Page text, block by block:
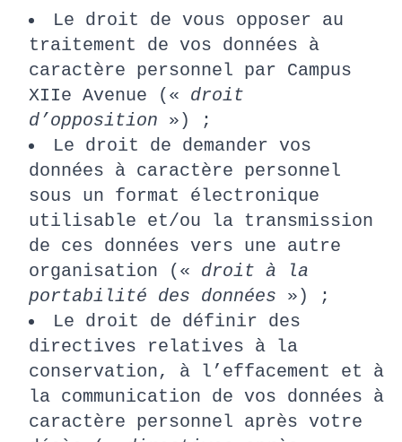
Le droit de vous opposer au
traitement de vos données à
caractère personnel par Campus
XIIe Avenue (« droit
d’opposition ») ;
Le droit de demander vos
données à caractère personnel
sous un format électronique
utilisable et/ou la transmission
de ces données vers une autre
organisation (« droit à la
portabilité des données ») ;
Le droit de définir des
directives relatives à la
conservation, à l’effacement et à
la communication de vos données à
caractère personnel après votre